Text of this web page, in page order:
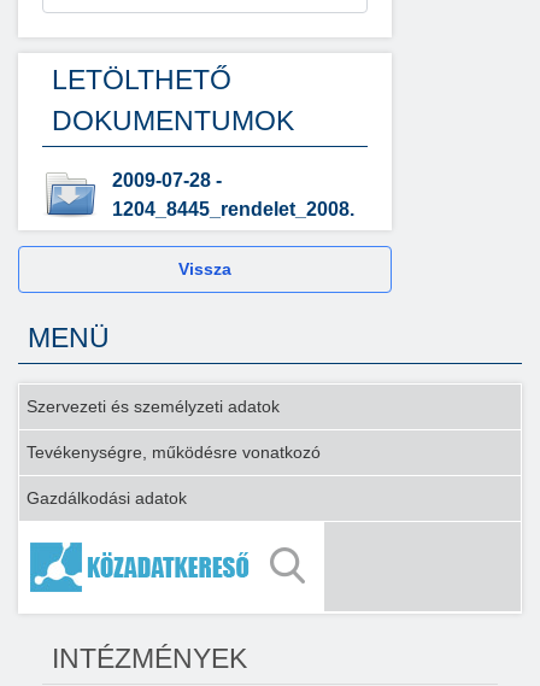
LETÖLTHETŐ
DOKUMENTUMOK
2009-07-28 -
1204_8445_rendelet_2008.
Vissza
MENÜ
Szervezeti és személyzeti adatok
Tevékenységre, működésre vonatkozó
Gazdálkodási adatok
INTÉZMÉNYEK